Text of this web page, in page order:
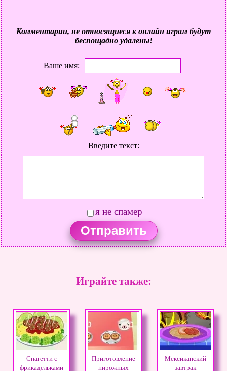
Комментарии, не относящиеся к онлайн играм будут
беспощадно удалены!
Ваше имя:
Введите текст:
я не спамер
Играйте также:
Спагетти с
фрикадельками
Приготовление
пирожных
Мексиканский
завтрак